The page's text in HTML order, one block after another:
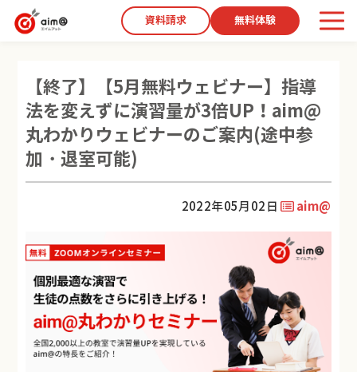
資料請求 無料体験
【終了】【5月無料ウェビナー】指導
法を変えずに演習量が3倍UP！aim@
丸わかりウェビナーのご案内(途中参
加・退室可能)
2022年05月02日 aim@